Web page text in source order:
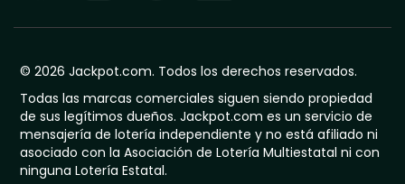
© 2026 Jackpot.com. Todos los derechos reservados.
Todas las marcas comerciales siguen siendo propiedad
de sus legítimos dueños. Jackpot.com es un servicio de
mensajería de lotería independiente y no está afiliado ni
asociado con la Asociación de Lotería Multiestatal ni con
ninguna Lotería Estatal.